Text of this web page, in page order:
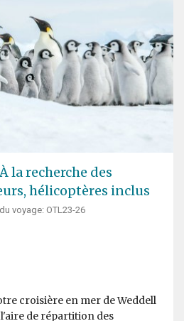
la recherche des
hélicoptères inclus
voyage: OTL23-26
croisière en mer de Weddell
de répartition des